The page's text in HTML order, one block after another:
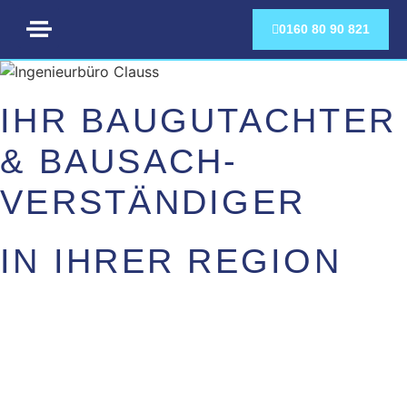
0160 80 90 821
IHR BAUGUTACHTER
& BAUSACH­
VERSTÄNDIGER
IN IHRER REGION